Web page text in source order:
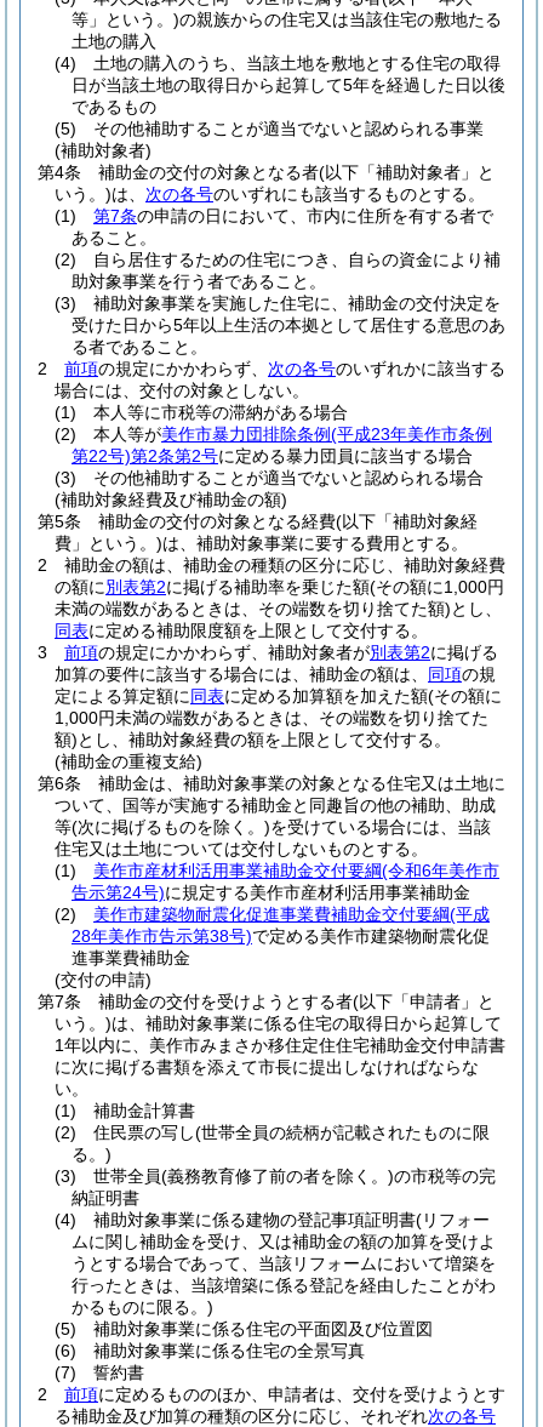
等」という。)の親族からの住宅又は当該住宅の敷地たる
土地の購入
(4)
土地の購入のうち、当該土地を敷地とする住宅の取得
日が当該土地の取得日から起算して5年を経過した日以後
であるもの
(5)
その他補助することが適当でないと認められる事業
(補助対象者)
第4条
補助金の交付の対象となる者(以下「補助対象者」と
いう。)は、 次の各号のいずれにも該当するものとする。
(1)
第7条の申請の日において、市内に住所を有する者で
あること。
(2)
自ら居住するための住宅につき、自らの資金により補
助対象事業を行う者であること。
(3)
補助対象事業を実施した住宅に、補助金の交付決定を
受けた日から5年以上生活の本拠として居住する意思のあ
る者であること。
2
前項の規定にかかわらず、 次の各号のいずれかに該当する
場合には、交付の対象としない。
(1)
本人等に市税等の滞納がある場合
(2)
本人等が美作市暴力団排除条例(平成23年美作市条例
第22号)第2条第2号に定める暴力団員に該当する場合
(3)
その他補助することが適当でないと認められる場合
(補助対象経費及び補助金の額)
第5条
補助金の交付の対象となる経費(以下「補助対象経
費」という。)は、補助対象事業に要する費用とする。
2
補助金の額は、補助金の種類の区分に応じ、補助対象経費
の額に別表第2に掲げる補助率を乗じた額(その額に1,000円
未満の端数があるときは、その端数を切り捨てた額)とし、
同表に定める補助限度額を上限として交付する。
3
前項の規定にかかわらず、補助対象者が別表第2に掲げる
加算の要件に該当する場合には、補助金の額は、 同項の規
定による算定額に同表に定める加算額を加えた額(その額に
1,000円未満の端数があるときは、その端数を切り捨てた
額)とし、補助対象経費の額を上限として交付する。
(補助金の重複支給)
第6条
補助金は、補助対象事業の対象となる住宅又は土地に
ついて、国等が実施する補助金と同趣旨の他の補助、助成
等(次に掲げるものを除く。)を受けている場合には、当該
住宅又は土地については交付しないものとする。
(1)
美作市産材利活用事業補助金交付要綱(令和6年美作市
告示第24号)に規定する美作市産材利活用事業補助金
(2)
美作市建築物耐震化促進事業費補助金交付要綱(平成
28年美作市告示第38号)で定める美作市建築物耐震化促
進事業費補助金
(交付の申請)
第7条
補助金の交付を受けようとする者(以下「申請者」と
いう。)は、補助対象事業に係る住宅の取得日から起算して
1年以内に、美作市みまさか移住定住住宅補助金交付申請書
に次に掲げる書類を添えて市長に提出しなければならな
い。
(1)
補助金計算書
(2)
住民票の写し(世帯全員の続柄が記載されたものに限
る。)
(3)
世帯全員(義務教育修了前の者を除く。)の市税等の完
納証明書
(4)
補助対象事業に係る建物の登記事項証明書(リフォー
ムに関し補助金を受け、又は補助金の額の加算を受けよ
うとする場合であって、当該リフォームにおいて増築を
行ったときは、当該増築に係る登記を経由したことがわ
かるものに限る。)
(5)
補助対象事業に係る住宅の平面図及び位置図
(6)
補助対象事業に係る住宅の全景写真
(7)
誓約書
2
前項に定めるもののほか、申請者は、交付を受けようとす
る補助金及び加算の種類の区分に応じ、それぞれ次の各号